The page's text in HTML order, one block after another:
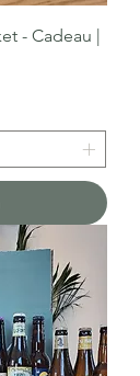
- Cadeau |